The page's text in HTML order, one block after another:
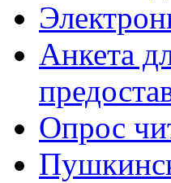
Анкета
Опрос